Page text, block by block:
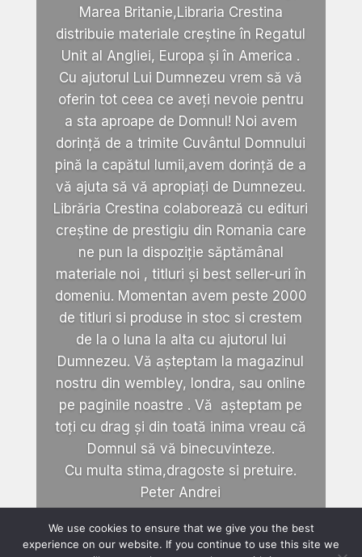
Marea Britanie,Libraria Crestina
distribuie materiale creștine în Regatul
Unit al Angliei, Europa și în America .
Cu ajutorul Lui Dumnezeu vrem să vă
oferin tot ceea ce aveți nevoie pentru
a sta aproape de Domnul! Noi avem
dorință de a trimite Cuvântul Domnului
pină la capătul lumii,avem dorință de a
vă ajuta să vă apropiați de Dumnezeu.
Librăria Crestina colaborează cu edituri
creștine de prestigiu din Romania care
ne pun la dispoziție săptămânal
materiale noi , titluri și best seller-uri în
domeniu. Momentan avem peste 2000
de titluri si produse in stoc si crestem
de la o luna la alta cu ajutorul lui
Dumnezeu. Vă așteptam la magazinul
nostru din wembley, londra, sau online
pe paginile noastre . Vă așteptam pe
toți cu drag și din toată inima vreau că
Domnul să vă binecuvinteze.
Cu multa stima,dragoste si pretuire.
Peter Andrei
We use cookies to ensure that we give you the best
experience on our website. If you continue to use this site we